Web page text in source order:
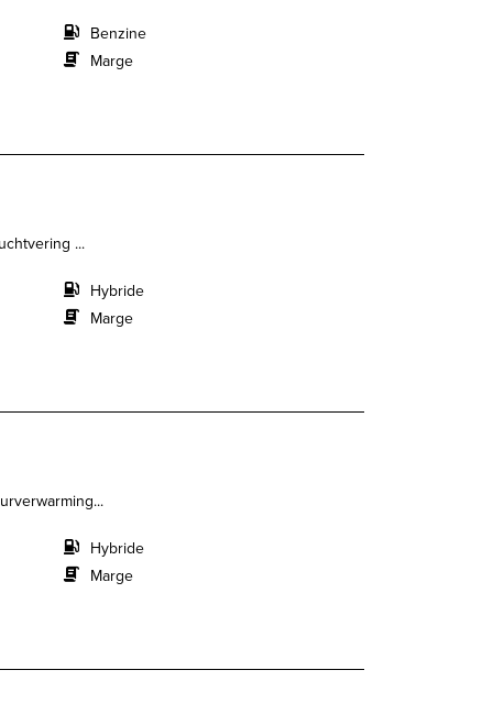
Benzine
Marge
...
Hybride
Marge
Hybride
Marge